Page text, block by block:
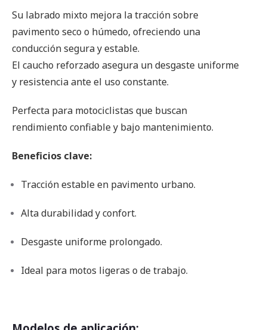
Su labrado mixto mejora la tracción sobre
pavimento seco o húmedo, ofreciendo una
conducción segura y estable.
El caucho reforzado asegura un desgaste uniforme
y resistencia ante el uso constante.
Perfecta para motociclistas que buscan
rendimiento confiable y bajo mantenimiento.
Beneficios clave:
Tracción estable en pavimento urbano.
Alta durabilidad y confort.
Desgaste uniforme prolongado.
Ideal para motos ligeras o de trabajo.